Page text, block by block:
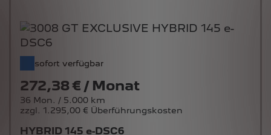
sofort verfügbar
272,38 € / Monat
36 Mon. / 5.000 km
zzgl. 1.295,00 € Überführungskosten
HYBRID 145 e-DSC6